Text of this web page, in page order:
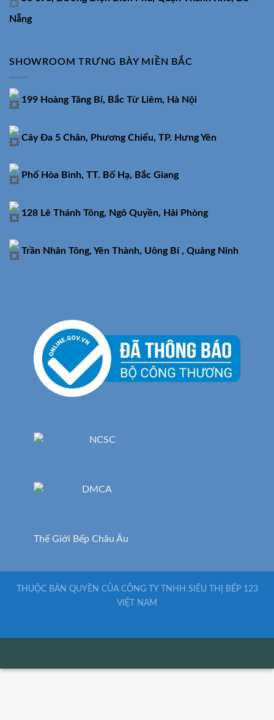
Nẵng
SHOWROOM TRƯNG BÀY MIỀN BẮC
199 Hoàng Tăng Bí, Bắc Từ Liêm, Hà Nội
Cây Đa 5 Chân, Phương Chiểu, TP. Hưng Yên
Phố Hòa Bình, TT. Bố Hạ, Bắc Giang
128 Lê Thánh Tông, Ngô Quyền, Hải Phòng
Trần Nhân Tông, Yên Thành, Uông Bí , Quảng Ninh
Thế Giới Bếp Châu Âu
THUỘC BẢN QUYỀN CỦA CÔNG TY TNHH SIÊU THỊ BẾP 123
VIỆT NAM